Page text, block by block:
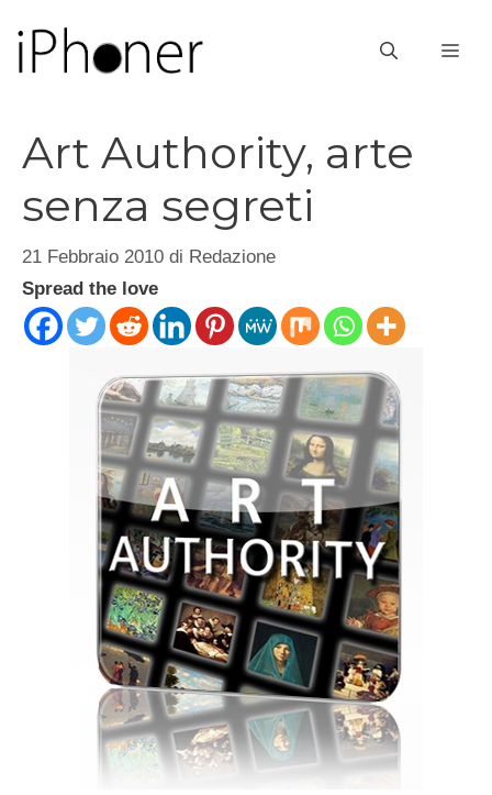
contenuto
Art Authority, arte
senza segreti
21 Febbraio 2010 di Redazione
Spread the love